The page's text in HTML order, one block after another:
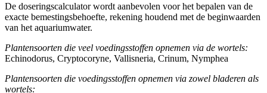
De doseringscalculator wordt aanbevolen voor het bepalen van de
exacte bemestingsbehoefte, rekening houdend met de beginwaarden
van het aquariumwater.
Plantensoorten die veel voedingsstoffen opnemen via de wortels:
Echinodorus, Cryptocoryne, Vallisneria, Crinum, Nymphea
Plantensoorten die voedingsstoffen opnemen via zowel bladeren als
wortels: